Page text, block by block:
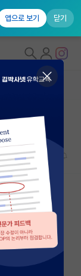
앱으로 보기 닫기